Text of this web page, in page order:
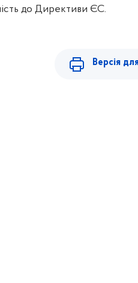
до Директиви ЄС.
Версія